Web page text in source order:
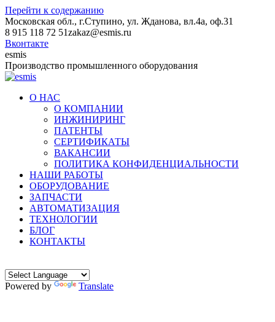
Перейти к содержанию
Московская обл., г.Ступино, ул. Жданова, вл.4а, оф.31
8 915 118 72 51zakaz@esmis.ru
Вконтакте
esmis
Производство промышленного оборудования
О НАС
О КОМПАНИИ
ИНЖИНИРИНГ
ПАТЕНТЫ
СЕРТИФИКАТЫ
ВАКАНСИИ
ПОЛИТИКА КОНФИДЕНЦИАЛЬНОСТИ
НАШИ РАБОТЫ
ОБОРУДОВАНИЕ
ЗАПЧАСТИ
АВТОМАТИЗАЦИЯ
ТЕХНОЛОГИИ
БЛОГ
КОНТАКТЫ
Powered by Translate